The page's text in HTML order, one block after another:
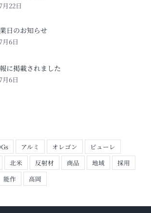
月22日
日のお知らせ
月6日
に掲載されました
月6日
アルミ オレゴン
ピューレ
北米 反射材 商品 地域
採用
能作 高岡